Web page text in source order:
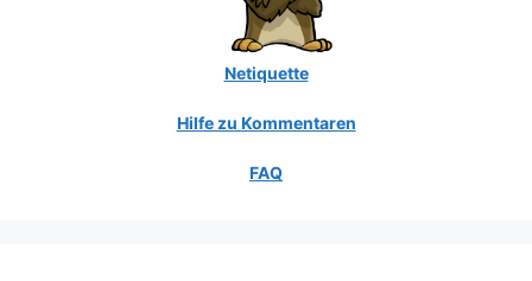
Netiquette
Hilfe zu Kommentaren
FAQ